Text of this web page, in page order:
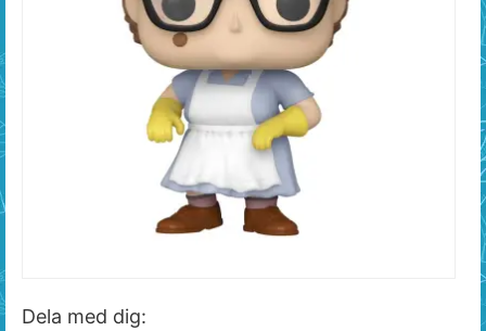
Dela med dig: